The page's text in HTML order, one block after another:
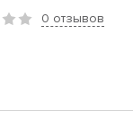
0 отзывов